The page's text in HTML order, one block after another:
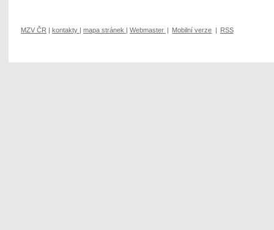
MZV ČR kontakty mapa stránek Webmaster Mobilní verze RSS